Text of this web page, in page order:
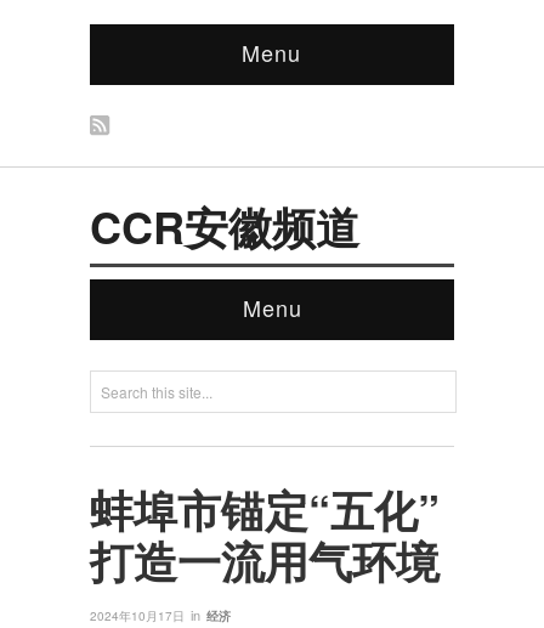
Menu
CCR安徽频道
Menu
蚌埠市锚定“五化”
打造一流用气环境
2024年10月17日 in 经济